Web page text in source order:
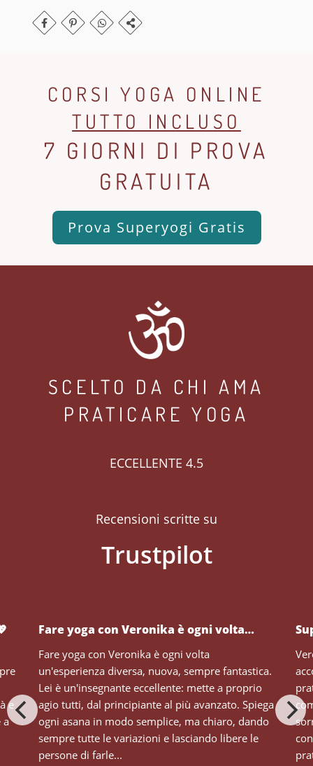
CORSI YOGA ONLINE
TUTTO INCLUSO
7 GIORNI DI PROVA
GRATUITA
Prova Superyogi Gratis
SCELTO DA CHI AMA
PRATICARE YOGA
ECCELLENTE 4.5
Recensioni scritte su
Fare yoga con Veronika è ogni volta…
Fare yoga con Veronika è ogni volta
un'esperienza diversa, nuova, sempre fantastica.
Lei è un'insegnante eccellente: mette a proprio
agio tutti, dal principiante al più avanzato. Spiega
ogni asana in modo semplice, ma chiaro, dando
sempre tutte le variazioni e lasciando libere le
persone di farle...
e
a